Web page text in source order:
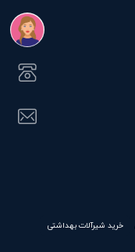
خرید شیرآلات بهداشتی